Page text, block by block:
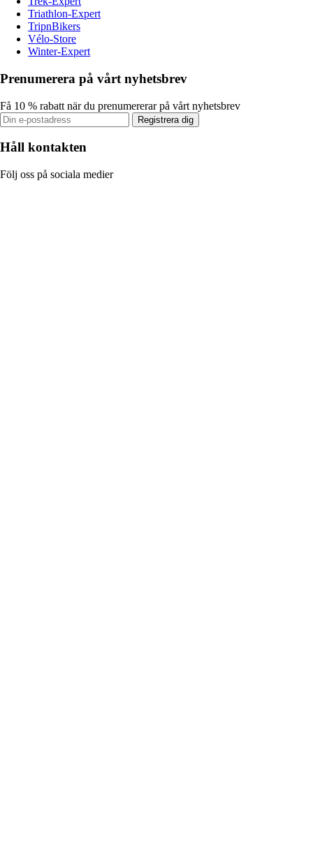
Triathlon-Expert
TripnBikers
Vélo-Store
Winter-Expert
Prenumerera på vårt nyhetsbrev
Få 10 % rabatt när du prenumererar på vårt nyhetsbrev
Registrera dig
Håll kontakten
Följ oss på sociala medier